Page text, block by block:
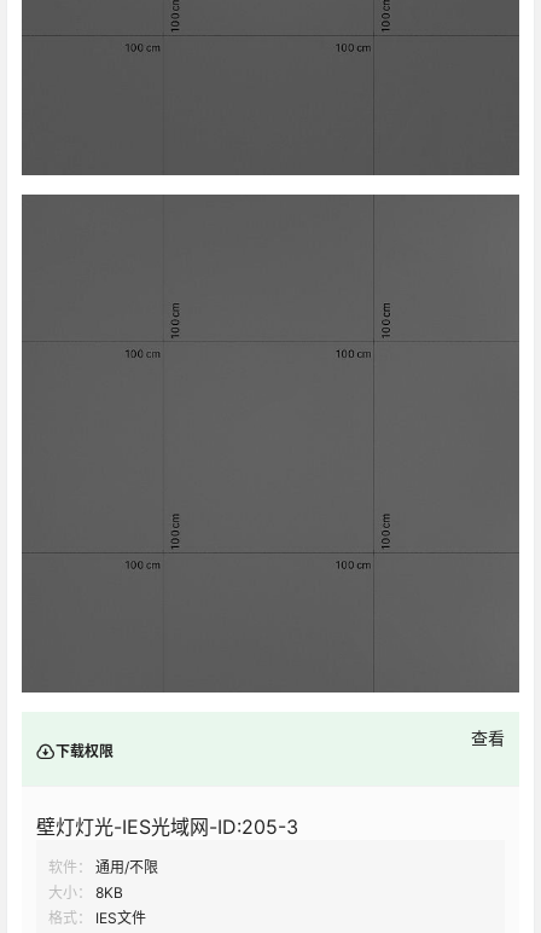
下载权限
查看
壁灯灯光-IES光域网-ID:205-3
软件：
通用/不限
大小：
8KB
格式：
IES文件